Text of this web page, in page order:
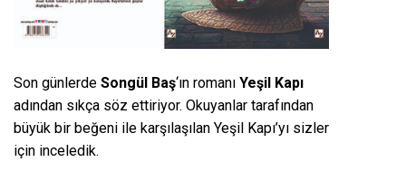
Son günlerde Songül Baş‘ın romanı Yeşil Kapı
adından sıkça söz ettiriyor. Okuyanlar tarafından
büyük bir beğeni ile karşılaşılan Yeşil Kapı’yı sizler
için inceledik.